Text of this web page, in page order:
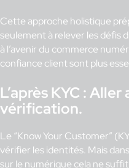
Cette approche holistique
seulement à relever les défis
à l’avenir du commerce
confiance client sont plus
L’après KYC :
vérification.
Le “Know Your Customer”
vérifier les identités. Mais
sur le numérique cela ne